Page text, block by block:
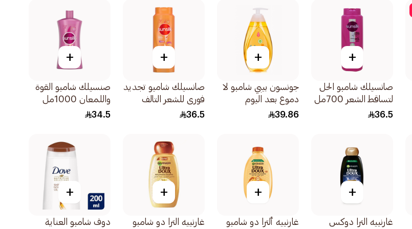
+
صانسيلك شامبو الحل
لتساقط الشعر 700مل
36.5
+
جونسون بيبي شامبو لا
دموع بعد اليوم
500مل
39.86
+
صانسيلك شامبو تجديد
فوري للشعر التالف
700مل
36.5
+
صنسيلك شامبو القوة
واللمعان 1000مل
34.5
+
غارنييه الترا دوكس
+
غارنييه ألترا دو شامبو
+
غارنييه الترا دو شامبو
+
دوف شامبو العناية